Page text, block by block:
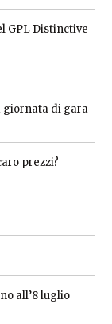
GPL Distinctive
giornata di gara
prezzi?
all’8 luglio